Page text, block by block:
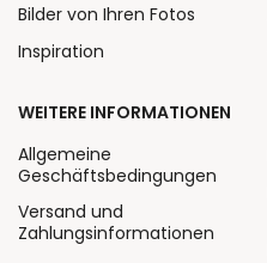
Bilder von Ihren Fotos
Inspiration
WEITERE INFORMATIONEN
Allgemeine
Geschäftsbedingungen
Versand und
Zahlungsinformationen